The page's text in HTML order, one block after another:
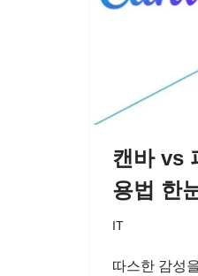
캔바 vs
용법 한
IT
따스한 감성